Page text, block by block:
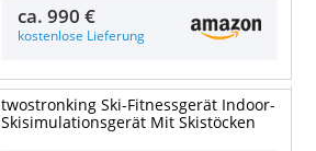
ca.990 €
kostenlose Lieferung
twostronking Ski-Fitnessgerät Indoor-
Skisimulationsgerät Mit Skistöcken